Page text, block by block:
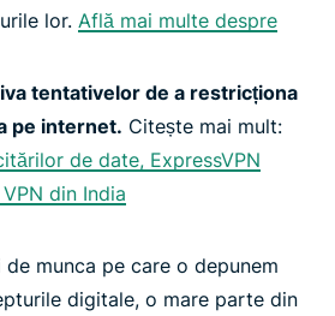
lor. Află mai multe despre
tentativelor de a restricționa
pe internet. Citește mai mult:
de date, ExpressVPN
din India
munca pe care o depunem
digitale, o mare parte din